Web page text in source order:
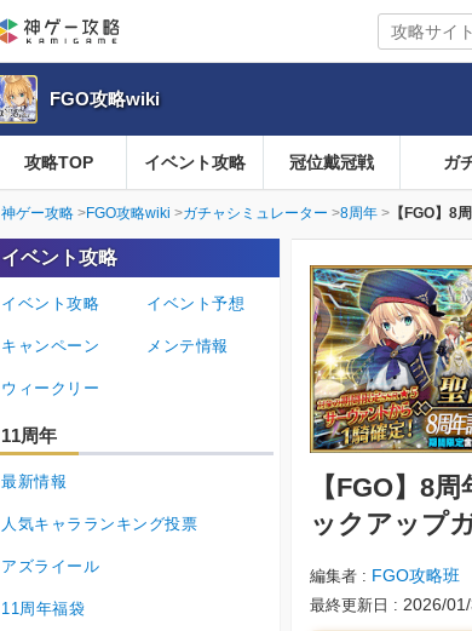
FGO攻略wiki
攻略TOP イベント攻略 冠位戴冠戦 ガ
神ゲー攻略 FGO攻略wiki ガチャシミュレーター 8周年 【FGO】8
【FGO】 8周
ックアップ
編集者 FGO攻略班
最終更新日 2026/
イベント攻略
イベント攻略 イベント予想
キャンペーン メンテ情報
ウィークリー
11周年
最新情報
人気キャラランキング投票
アズライール
11周年福袋